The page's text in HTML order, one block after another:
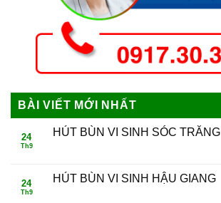
BÀI VIẾT MỚI NHẤT
24
Th9
HÚT BÙN VI SINH SÓC TRĂNG
24
Th9
HÚT BÙN VI SINH HẬU GIANG